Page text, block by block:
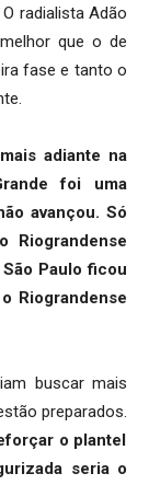
radialista Adão
que o de
fase e tanto o
adiante na
foi uma
avançou. Só
Riograndense
Paulo ficou
Riograndense
buscar mais
preparados.
o plantel
seria o